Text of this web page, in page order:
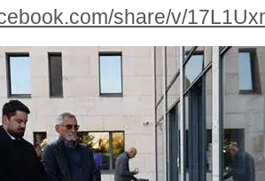
share/v/